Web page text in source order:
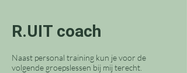
R.UIT coach
Naast personal training kun je voor de
volgende groepslessen bij mij terecht.